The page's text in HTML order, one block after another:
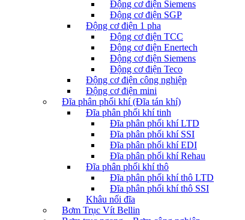
Động cơ điện Siemens
Động cơ điện SGP
Động cơ điện 1 pha
Động cơ điện TCC
Động cơ điện Enertech
Động cơ điện Siemens
Động cơ điện Teco
Động cơ điện công nghiệp
Động cơ điện mini
Đĩa phân phối khí (Đĩa tán khí)
Đĩa phân phối khí tinh
Đĩa phân phối khí LTD
Đĩa phân phối khí SSI
Đĩa phân phối khí EDI
Đĩa phân phối khí Rehau
Đĩa phân phối khí thô
Đĩa phân phối khí thô LTD
Đĩa phân phối khí thô SSI
Khâu nối đĩa
Bơm Trục Vít Bellin